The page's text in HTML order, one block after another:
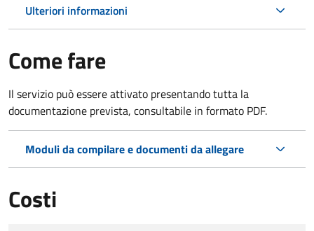
Ulteriori informazioni
Come fare
Il servizio può essere attivato presentando tutta la
documentazione prevista, consultabile in formato PDF.
Moduli da compilare e documenti da allegare
Costi